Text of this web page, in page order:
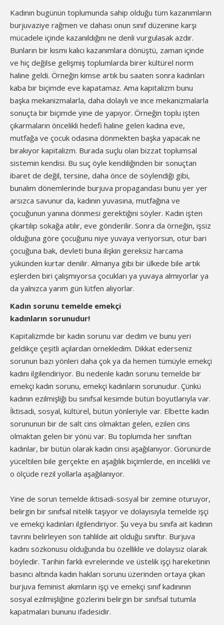
Kadının bugünün toplumunda sahip olduğu tüm kazanımların
burjuvaziye rağmen ve dahası onun sınıf düzenine karşı
mücadele içinde kazanıldığını ne denli vurgulasak azdır.
Bunların bir kısmı kalıcı kazanımlara dönüştü, zaman içinde
ve hiç değilse gelişmiş toplumlarda birer kültürel norm
haline geldi. Örneğin kimse artık bu saaten sonra kadınları
kaba bir biçimde eve kapatamaz. Ama kapitalizm bunu
başka mekanizmalarla, daha dolaylı ve ince mekanizmalarla
sonuçta bir biçimde yine de yapıyor. Örneğin toplu işten
çıkarmaların öncelikli hedefi haline gelen kadına eve,
mutfağa ve çocuk odasına dönmekten başka yapacak ne
bırakıyor kapitalizm. Burada suçlu olan bizzat toplumsal
sistemin kendisi. Bu suç öyle kendiliğinden bir sonuçtan
ibaret de değil, tersine, daha önce de söylendiği gibi,
bunalım dönemlerinde burjuva propagandası bunu yer yer
arsızca savunur da, kadının yuvasına, mutfağına ve
çocuğunun yanına dönmesi gerektiğini söyler. Kadın işten
çıkartılıp sokağa atılır, eve gönderilir. Sonra da örneğin, işsiz
olduğuna göre çocuğunu niye yuvaya veriyorsun, otur bari
çocuğuna bak, devleti buna ilişkin gereksiz harcama
yükünden kurtar denilir. Almanya gibi bir ülkede bile artık
eşlerden biri çalışmıyorsa çocukları ya yuvaya almıyorlar ya
da yalnızca yarım gün lütfen alıyorlar.
Kadın sorunu temelde emekçi
kadınların sorunudur!
Kapitalizmde bir kadın sorunu var dedim ve bunu yeri
geldikçe çeşitli açılardan örnekledim. Dikkat ederseniz
sorunun bazı yönleri daha çok ya da hemen tümüyle emekçi
kadını ilgilendiriyor. Bu nedenle kadın sorunu temelde bir
emekçi kadın sorunu, emekçi kadınların sorunudur. Çünkü
kadının ezilmişliği bu sınıfsal kesimde bütün boyutlarıyla var.
İktisadi, sosyal, kültürel, bütün yönleriyle var. Elbette kadın
sorununun bir de salt cins olmaktan gelen, ezilen cins
olmaktan gelen bir yönü var. Bu toplumda her sınıftan
kadınlar, bir bütün olarak kadın cinsi aşağılanıyor. Görünürde
yüceltilen bile gerçekte en aşağılık biçimlerde, en incelikli ve
o ölçüde rezil yollarla aşağılanıyor.
Yine de sorun temelde iktisadi-sosyal bir zemine oturuyor,
belirgin bir sınıfsal nitelik taşıyor ve dolayısıyla temelde işçi
ve emekçi kadınları ilgilendiriyor. Şu veya bu sınıfa ait kadının
tavrını belirleyen son tahlilde ait olduğu sınıftır. Burjuva
kadını sözkonusu olduğunda bu özellikle ve dolaysız olarak
böyledir. Tarihin farklı evrelerinde ve üstelik işçi hareketinin
basıncı altında kadın hakları sorunu üzerinden ortaya çıkan
burjuva feminist akımların işçi ve emekçi sınıf kadınının
sosyal ezilmişliğine gözlerini belirgin bir sınıfsal tutumla
kapatmaları bununu ifadesidir.